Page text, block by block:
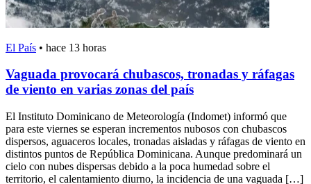
El País • hace 13 horas
Vaguada provocará chubascos, tronadas y ráfagas
de viento en varias zonas del país
El Instituto Dominicano de Meteorología (Indomet) informó que
para este viernes se esperan incrementos nubosos con chubascos
dispersos, aguaceros locales, tronadas aisladas y ráfagas de viento en
distintos puntos de República Dominicana. Aunque predominará un
cielo con nubes dispersas debido a la poca humedad sobre el
territorio, el calentamiento diurno, la incidencia de una vaguada […]